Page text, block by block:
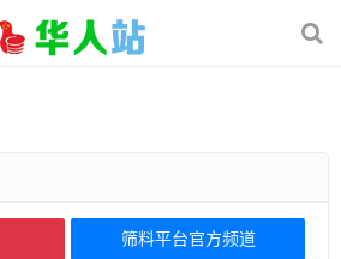
筛料平台官方频道